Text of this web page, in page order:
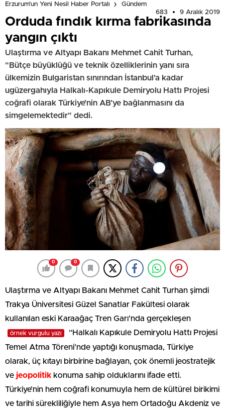
Erzurum'un Yeni Nesil Haber Portalı
Gündem
683
9 Aralık 2019
Orduda fındık kırma fabrikasında
yangın çıktı
Ulaştırma ve Altyapı Bakanı Mehmet Cahit Turhan,
"Bütçe büyüklüğü ve teknik özelliklerinin yanı sıra
ülkemizin Bulgaristan sınırından İstanbul'a kadar
ugüzergahıyla Halkalı-Kapıkule Demiryolu Hattı Projesi
coğrafi olarak Türkiye’nin AB’ye bağlanmasını da
simgelemektedir" dedi.
0 0
Ulaştırma ve Altyapı Bakanı Mehmet Cahit Turhan şimdi
Trakya Üniversitesi Güzel Sanatlar Fakültesi olarak
kullanılan eski Karaağaç Tren Garı’nda gerçekleşen
örnek vurgulu yazı
“Halkalı Kapıkule Demiryolu Hattı Projesi
Temel Atma Töreni’nde yaptığı konuşmada, Türkiye
olarak, üç kıtayı birbirine bağlayan, çok önemli jeostratejik
ve jeopolitik konuma sahip olduklarını ifade etti.
Türkiye’nin hem coğrafi konumuyla hem de kültürel birikimi
ve tarihi sürekliliğiyle hem Asya hem Ortadoğu Akdeniz ve